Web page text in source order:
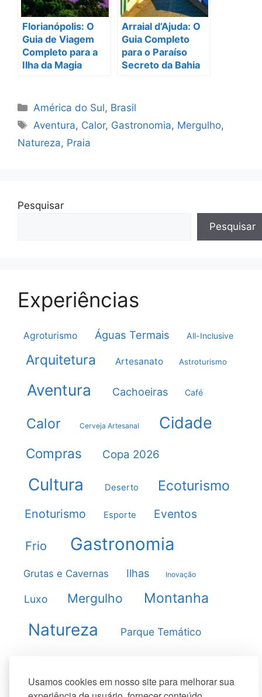
Usamos cookies em nosso site para melhorar sua
Florianópolis: O
Guia de Viagem
Completo para a
Ilha da Magia
Arraial d’Ajuda: O
Guia Completo
para o Paraíso
Secreto da Bahia
Categorias
América do Sul, Brasil
Tags
Aventura, Calor, Gastronomia, Mergulho,
Natureza, Praia
Pesquisar
Pesquisar
Experiências
Agroturismo Águas Termais All-Inclusive
Arquitetura Artesanato Astroturismo
Aventura Cachoeiras Café
Calor Cerveja Artesanal Cidade
Compras Copa 2026
Cultura Deserto Ecoturismo
Enoturismo Esporte Eventos
Frio Gastronomia
Grutas e Cavernas Ilhas Inovação
Luxo Mergulho Montanha
Natureza Parque Temático
Romance